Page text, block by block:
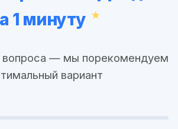
1 минуту
вопроса — мы порекомендуем
вариант